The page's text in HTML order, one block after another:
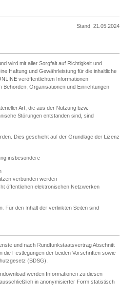
Stand: 21.05.2024
wird mit aller Sorgfalt auf Richtigkeit und
Haftung und Gewährleistung für die inhaltliche
veröffentlichten Informationen
Organisationen und Einrichtungen
Art, die aus der Nutzung bzw.
Störungen entstanden sind, sind
Dies geschieht auf der Grundlage der Lizenz
insbesondere
verbunden werden
öffentlichen elektronischen Netzwerken
Für den Inhalt der verlinkten Seiten sind
und nach Rundfunkstaatsvertrag Abschnitt
Festlegungen der beiden Vorschriften sowie
(BDSG).
werden Informationen zu diesen
in anonymisierter Form statistisch